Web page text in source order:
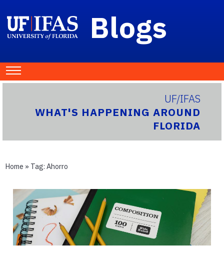
Blogs
UF/IFAS
WHAT'S HAPPENING AROUND
FLORIDA
Home » Tag: Ahorro